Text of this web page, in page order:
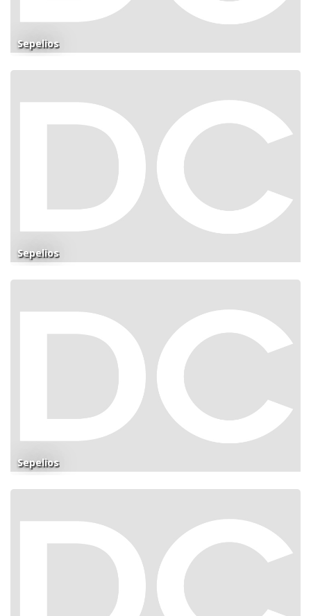
Sepelios
Sepelios
Sepelios